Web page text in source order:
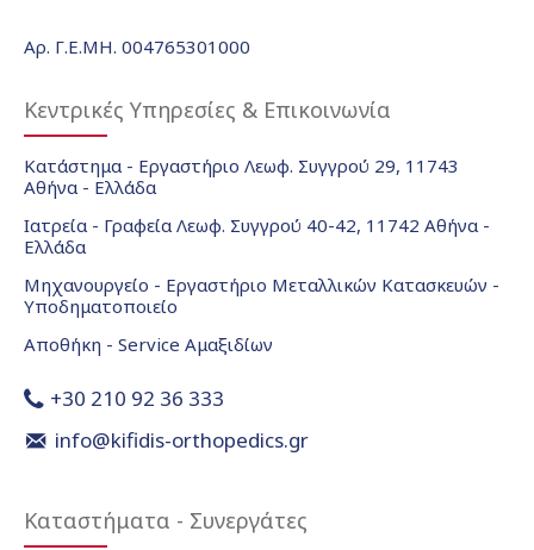
Αρ. Γ.Ε.ΜΗ. 004765301000
Κεντρικές Υπηρεσίες & Επικοινωνία
Κατάστημα - Εργαστήριο Λεωφ. Συγγρού 29, 11743
Αθήνα - Ελλάδα
Ιατρεία - Γραφεία Λεωφ. Συγγρού 40-42, 11742 Αθήνα -
Ελλάδα
Μηχανουργείο - Εργαστήριο Μεταλλικών Κατασκευών -
Υποδηματοποιείο
Αποθήκη - Service Αμαξιδίων
+30 210 92 36 333
info@kifidis-orthopedics.gr
Καταστήματα - Συνεργάτες